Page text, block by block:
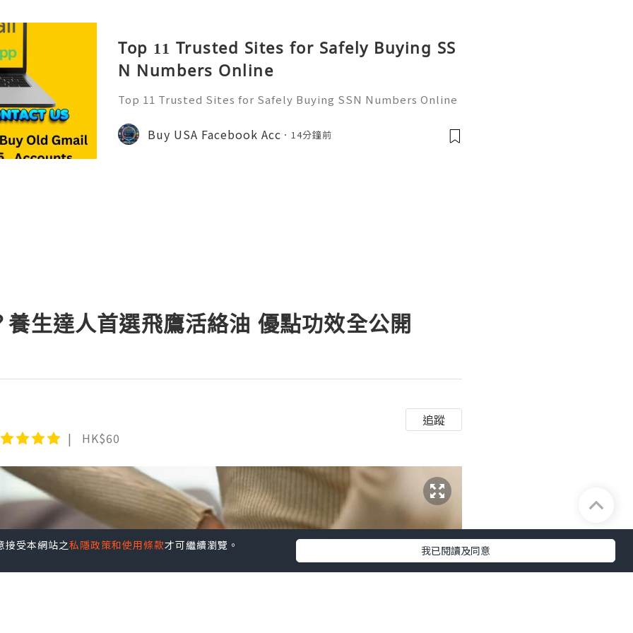
Top 11 Trusted Sites for Safely Buying SS
N Numbers Online
Top 11 Trusted Sites for Safely Buying SSN Numbers Online
nal identification frameworks serve as the foundational infr
astructure for civic parti
Buy USA Facebook Acc 14分鐘前
生達人首選飛鷹活絡油 優點功效全公開
HK$60
追蹤
受本網站之私隱政策和使用條款才可繼續瀏覽。 我已閱讀及同意